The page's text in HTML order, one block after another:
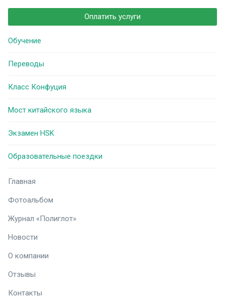
Оплатить услуги
Обучение
Переводы
Класс Конфуция
Мост китайского языка
Экзамен HSK
Образовательные поездки
Главная
Фотоальбом
Журнал «Полиглот»
Новости
О компании
Отзывы
Контакты